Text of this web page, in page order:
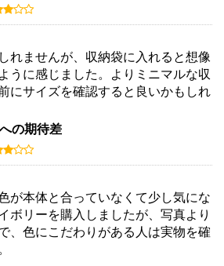
れませんが、収納袋に入れると想像
うに感じました。よりミニマルな収
にサイズを確認すると良いかもしれ
の期待差
が本体と合っていなくて少し気にな
ボリーを購入しましたが、写真より
、色にこだわりがある人は実物を確